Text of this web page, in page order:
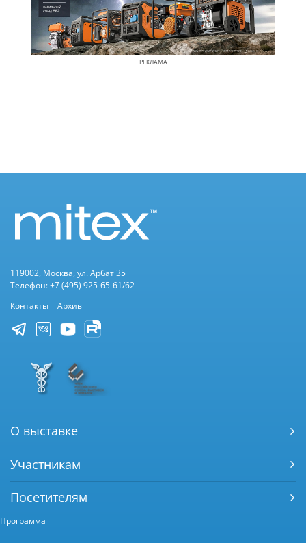
РЕКЛАМА
119002, Москва, ул. Арбат 35
Телефон: +7 (495) 925-65-61/62
Контакты
Архив
О выставке
Участникам
Посетителям
Программа